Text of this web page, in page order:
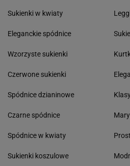
Sukienki w kwiaty
Eleganckie spódnice
Wzorzyste sukienki
Czerwone sukienki
Spódnice dzianinowe
Czarne spódnice
Spódnice w kwiaty
Sukienki koszulowe